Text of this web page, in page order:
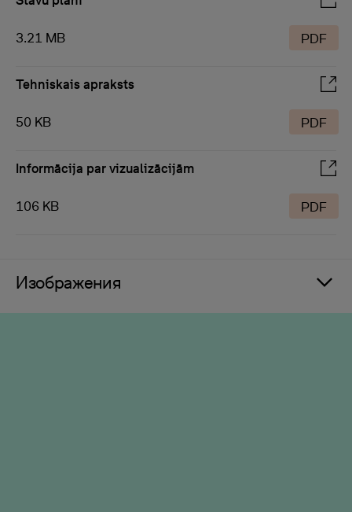
3.21 MB PDF
Tehniskais apraksts
50 KB PDF
Informācija par vizualizācijām
106 KB PDF
Изображения